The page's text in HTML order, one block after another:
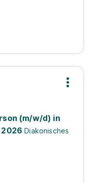
(m/w/d) in
Diakonisches